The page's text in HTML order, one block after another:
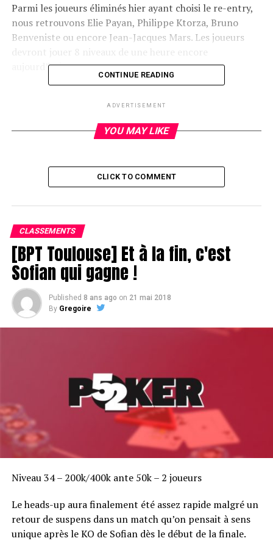
Parmi les joueurs éliminés hier ayant choisi le re-entry,
nous retrouvons Elie Payan, Philippe Ktorza, Bruno
Benveniste ou encore Jean-Jacques Mars. Les joueurs
devront jouer 8 niveaux de une heure encore
aujourd’hui.
UP NEXT
Les joueurs présents
WPT National Series Ile Maurice fin du jour 1 A : Fabrice
Ricci chipleader
CONTINUE READING
ADVERTISEMENT
YOU MAY LIKE
CLICK TO COMMENT
CLASSEMENTS
[BPT Toulouse] Et à la fin, c'est
Sofian qui gagne !
Published 8 ans ago on 21 mai 2018
By Gregoire
Niveau 34 – 200k/400k ante 50k – 2 joueurs
Le heads-up aura finalement été assez rapide malgré un
retour de suspens dans un match qu’on pensait à sens
unique après le KO de Sofian dès le début de la finale.